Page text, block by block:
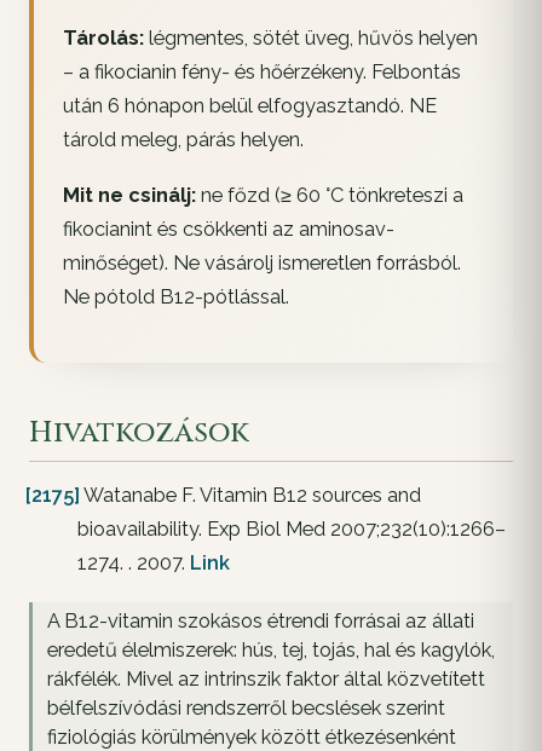
Tárolás: légmentes, sötét üveg, hűvös helyen
– a fikocianin fény- és hőérzékeny. Felbontás
után 6 hónapon belül elfogyasztandó. NE
tárold meleg, párás helyen.
Mit ne csinálj: ne főzd (≥ 60 °C tönkreteszi a
fikocianint és csökkenti az aminosav-
minőséget). Ne vásárolj ismeretlen forrásból.
Ne pótold B12-pótlással.
Hivatkozások
[2175] Watanabe F. Vitamin B12 sources and
bioavailability. Exp Biol Med 2007;232(10):1266–
1274. . 2007. Link
A B12-vitamin szokásos étrendi forrásai az állati
eredetű élelmiszerek: hús, tej, tojás, hal és kagylók,
rákfélék. Mivel az intrinszik faktor által közvetített
bélfelszívódási rendszerről becslések szerint
fiziológiás körülmények között étkezésenként